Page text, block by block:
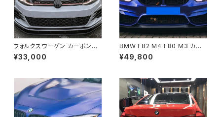
フォルクスワーゲン カーボン柄
Golf 7-7.5R GTI TCRスタイ
ルフロントリップ
¥33,000
BMW F82 M4 F80 M3 カー
ボン フロントリップ CSスタイル
¥49,800